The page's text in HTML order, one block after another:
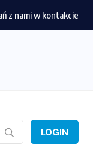
z nami w kontakcie
LOGIN